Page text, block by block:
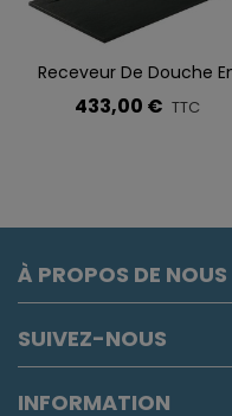
Receveur De Douche
Ardoise OBLIQUE
433,00 € TTC
À PROPOS DE NOUS
SUIVEZ-NOUS
INFORMATION